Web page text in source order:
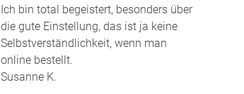
Ich bin total begeistert, besonders über
die gute Einstellung, das ist ja keine
Selbstverständlichkeit, wenn man
online bestellt.
Susanne K.